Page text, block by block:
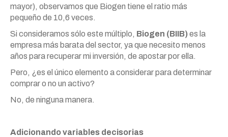
mayor), observamos que Biogen tiene el ratio más
pequeño de 10,6 veces.
Si consideramos sólo este múltiplo, Biogen (BIIB)es la
empresa más barata del sector, ya que necesito menos
años para recuperar mi inversión, de apostar por ella.
Pero, ¿es el único elemento a considerar para determinar
comprar o no un activo?
No, de ninguna manera.
Adicionando variables decisorias